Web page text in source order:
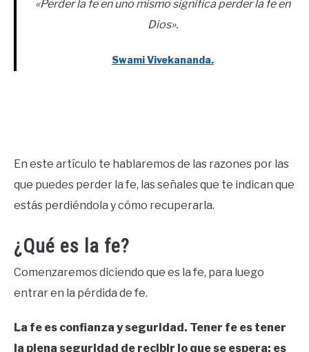
«Perder la fe en uno mismo significa perder la fe en
Dios».
Swami Vivekananda.
En este artículo te hablaremos de las razones por las
que puedes perder la fe, las señales que te indican que
estás perdiéndola y cómo recuperarla.
¿Qué es la fe?
Comenzaremos diciendo que es la fe, para luego
entrar en la pérdida de fe.
La fe es confianza y seguridad. Tener fe es tener
la plena seguridad de recibir lo que se espera; es